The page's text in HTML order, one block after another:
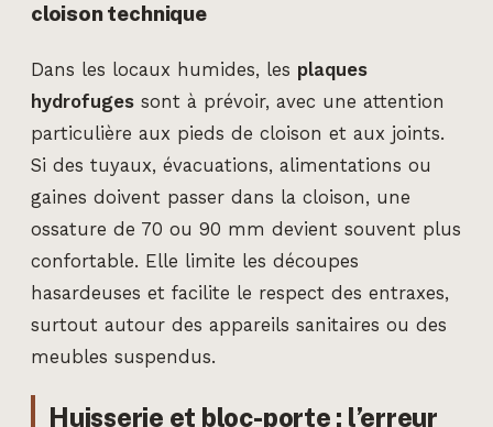
cloison technique
Dans les locaux humides, les plaques
hydrofuges sont à prévoir, avec une attention
particulière aux pieds de cloison et aux joints.
Si des tuyaux, évacuations, alimentations ou
gaines doivent passer dans la cloison, une
ossature de 70 ou 90 mm devient souvent plus
confortable. Elle limite les découpes
hasardeuses et facilite le respect des entraxes,
surtout autour des appareils sanitaires ou des
meubles suspendus.
Huisserie et bloc-porte : l’erreur